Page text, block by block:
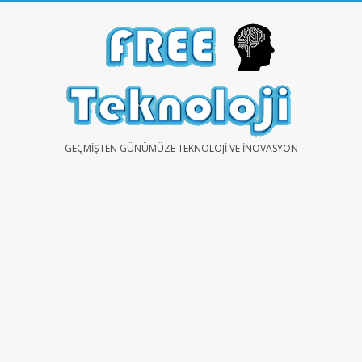
FREEGEÇMIŞTEN GÜNÜMÜZE TEKNOLOJI VE İNOVASYON